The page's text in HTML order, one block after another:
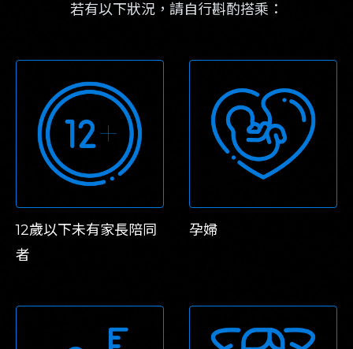
若有以下狀況，請自行斟酌搭乘：
12歲以下未有家長陪同
者
孕婦